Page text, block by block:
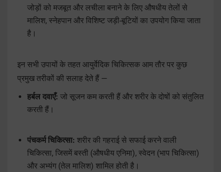
जोड़ों को मजबूत और लचीला बनाने के लिए औषधीय तेलों से
मालिश, स्नेहपान और विशिष्ट जड़ी-बूटियों का उपयोग किया जाता
है।
इन सभी उपायों के तहत आयुर्वेदिक चिकित्सक आम तौर पर कुछ
प्रमुख तरीकों की सलाह देते हैं —
हर्बल दवाएँ: जो सूजन कम करती हैं और शरीर के दोषों को संतुलित
करती हैं।
पंचकर्म चिकित्सा: शरीर की गहराई से सफाई करने वाली
चिकित्सा, जिसमें बस्ती (औषधीय एनिमा), स्वेदन (भाप चिकित्सा)
और अभ्यंग (तेल मालिश) शामिल होती है।